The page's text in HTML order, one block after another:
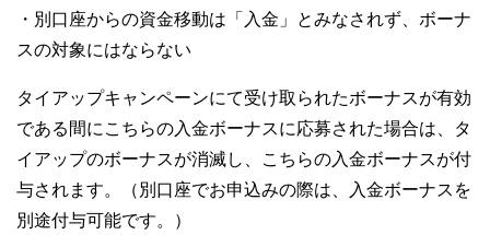
・別口座からの資金移動は「入金」とみなされず、ボーナ
スの対象にはならない
タイアップキャンペーンにて受け取られたボーナスが有効
である間にこちらの入金ボーナスに応募された場合は、タ
イアップのボーナスが消滅し、こちらの入金ボーナスが付
与されます。（別口座でお申込みの際は、入金ボーナスを
別途付与可能です。）